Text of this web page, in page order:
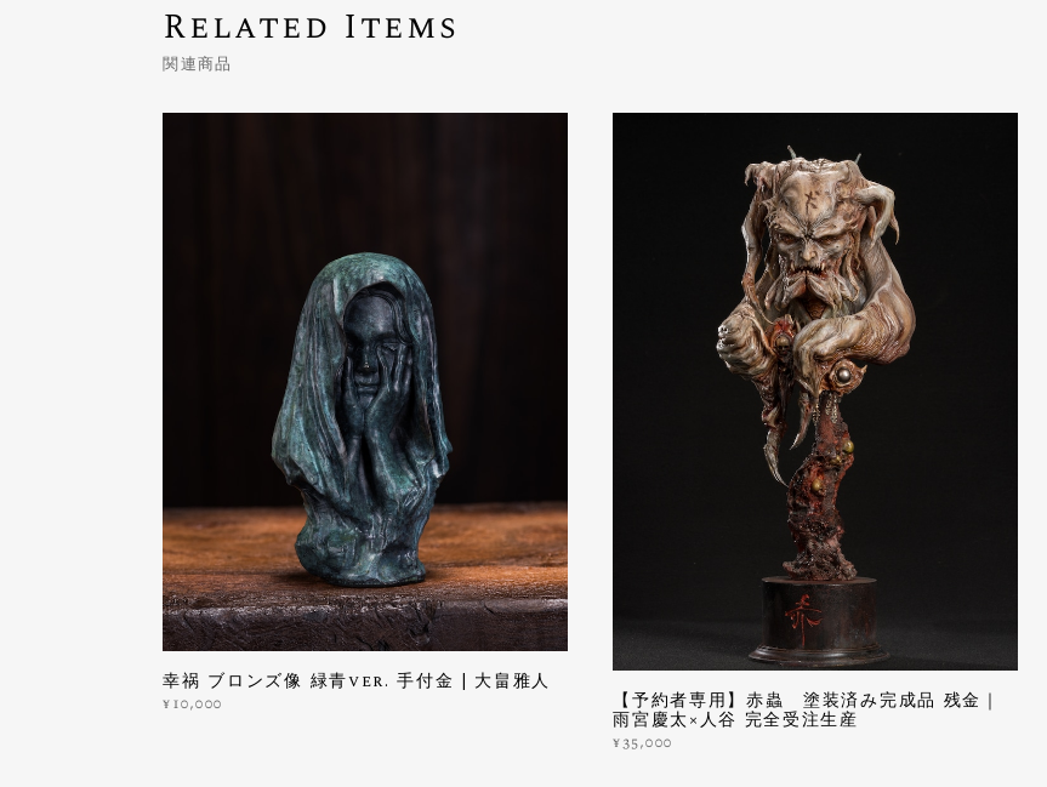
Related Items
関連商品
幸祸 ブロンズ像 緑青ver. 手付金 | 大畠雅人
¥10,000 【予約者専用】赤蟲 塗装済み完成品 残金｜
雨宮慶太×人谷 完全受注生産
¥35,000